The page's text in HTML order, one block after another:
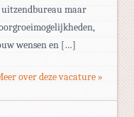
uitzendbureau maar
wensen en […]
over deze vacature »